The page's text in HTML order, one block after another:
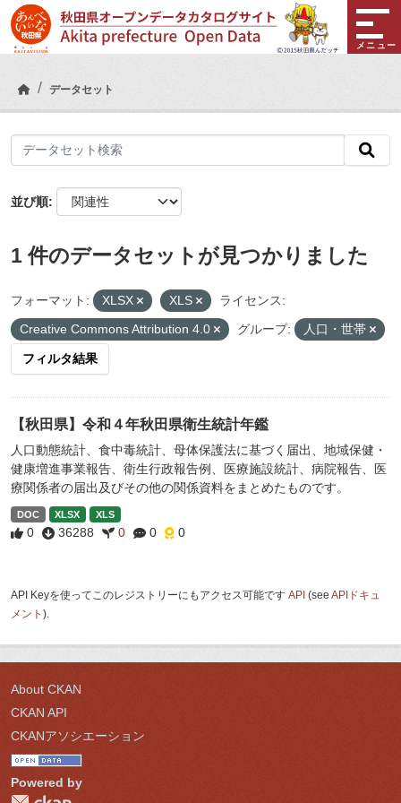
Skip to main content
メニュー
データセット
並び順
1 件のデータセットが見つかりました
フォーマット: XLSX XLS
ライセンス:
Creative Commons Attribution 4.0
グループ: 人口・世帯
フィルタ結果
【秋田県】令和４年秋田県衛生統計年鑑
人口動態統計、食中毒統計、母体保護法に基づく届出、地域保健・
健康増進事業報告、衛生行政報告例、医療施設統計、病院報告、医
療関係者の届出及びその他の関係資料をまとめたものです。
DOC XLSX XLS
0 36288 0 0 0
API Keyを使ってこのレジストリーにもアクセス可能です API (see APIドキュ
メント ).
About CKAN
CKAN API
CKANアソシエーション
Powered by